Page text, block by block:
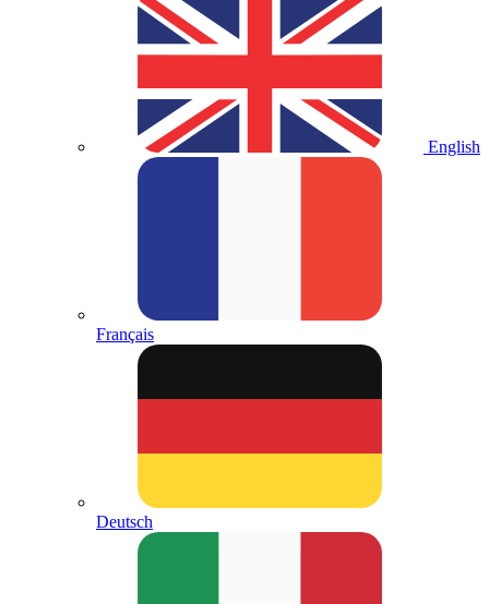
English
Français
Deutsch